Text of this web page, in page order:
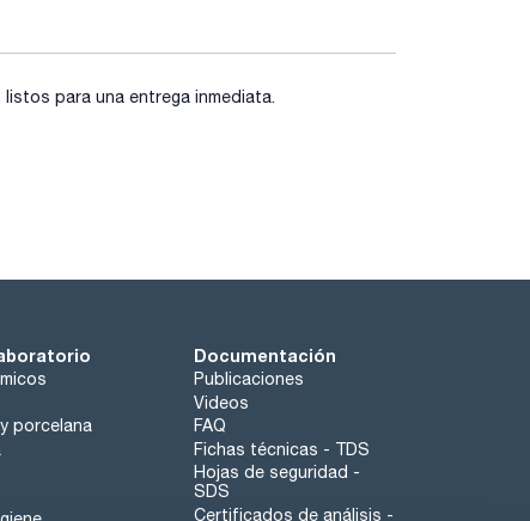
para una entrega inmediata.
porcelana
Documentación
Publicaciones
Videos
FAQ
Fichas técnicas - TDS
Hojas de seguridad -
SDS
Certificados de análisis -